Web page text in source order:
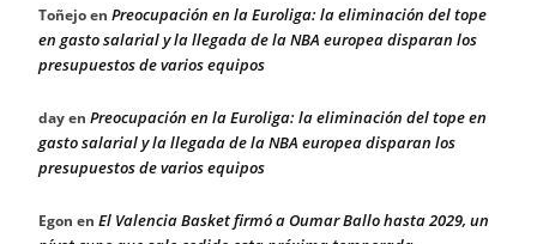
Toñejoen Preocupación en la Euroliga: la eliminación del tope
en gasto salarial y la llegada de la NBA europea disparan los
presupuestos de varios equipos
dayen Preocupación en la Euroliga: la eliminación del tope en
gasto salarial y la llegada de la NBA europea disparan los
presupuestos de varios equipos
Egon en El Valencia Basket firmó a Oumar Ballo hasta 2029, un